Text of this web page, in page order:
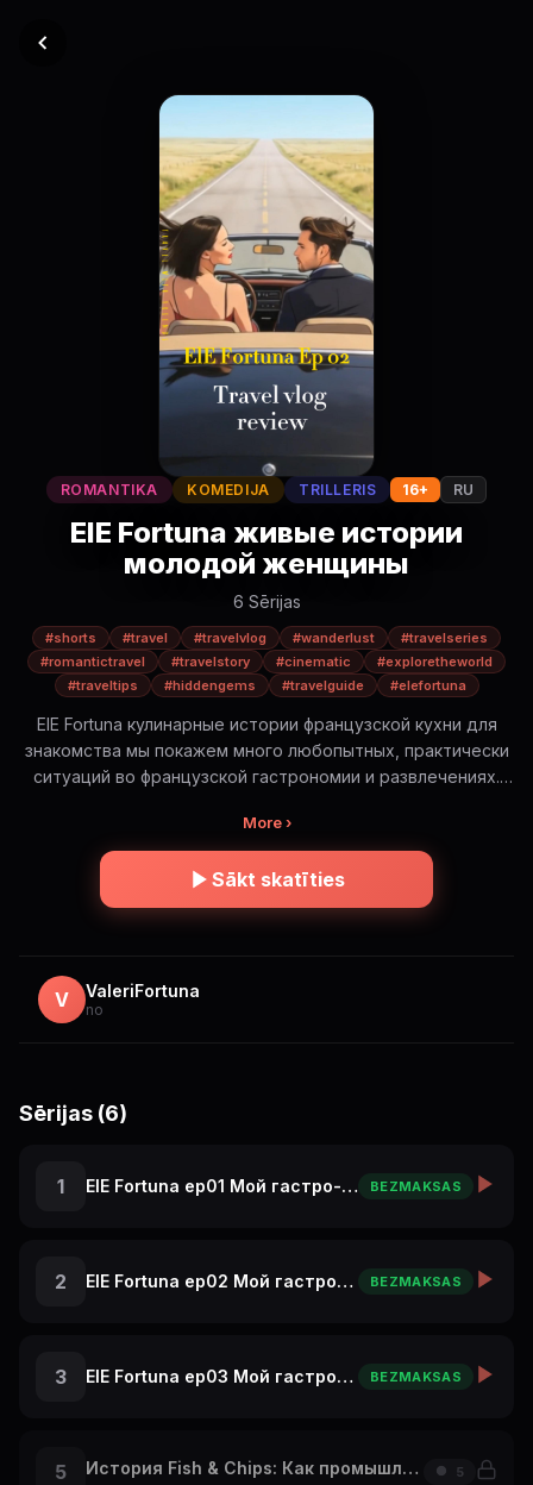
ROMANTIKA KOMEDIJA TRILLERIS 16+ RU
ElE Fortuna живые истории
молодой женщины
6 Sērijas
#shorts #travel #travelvlog #wanderlust
#travelseries
#romantictravel
#travelstory #cinematic
#exploretheworld
#traveltips
#hiddengems #travelguide #elefortuna
ElE Fortuna кулинарные истории французской кухни для
знакомства мы покажем много любопытных, практически
ситуаций во французской гастрономии и развлечениях.
путешествие по самым красивым и иногда опасным
местам мира. Это не просто красивые виды. Это истории,
эмоции и правда о путешествиях: — где безопасно, а где
нет — сколько это стоит на самом деле — какую еду
истории в формате Shorts. Погрузись в атмосферу и
More ›
Sākt skatīties
V ValeriFortuna
no
Sērijas (6)
1 ElE Fortuna ep01 Мой гастро-ТОП в Париже: с чего начать BEZMAKSAS
2 ElE Fortuna ep02 Мой гастро-ТОП в Париже: А Ты бы это съел? BEZMAKSAS
3 ElE Fortuna ep03 Мой гастро-ТОП в Париже: крутой ресторан на Эльфелевой Башне BEZMAKSAS
5 История Fish & Chips: Как промышленная революция накормила Британию! 🐟 5